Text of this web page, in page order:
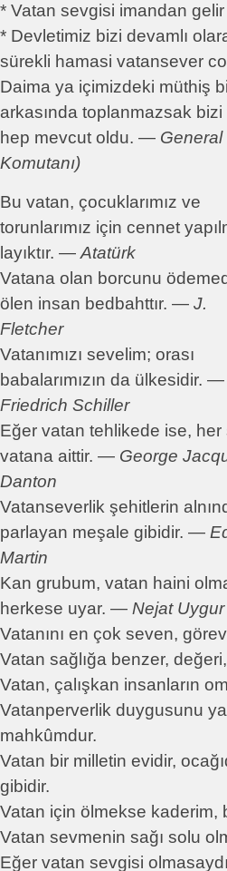
* Vatan sevgisi imandan
* Devletimiz bizi devamlı
sürekli hamasi vatansever
Daima ya içimizdeki müthiş
arkasında toplanmazsak
hep mevcut oldu. ―
Komutanı)
Bu vatan, çocuklarımız ve
torunlarımız için cennet
layıktır. ― Atatürk
Vatana olan borcunu
ölen insan bedbahttır. ― J.
Fletcher
Vatanımızı sevelim; orası
babalarımızın da ülkesidir. ―
Friedrich Schiller
Eğer vatan tehlikede ise, her
vatana aittir. ― George
Danton
Vatanseverlik şehitlerin
parlayan meşale gibidir. ―
Martin
Kan grubum, vatan haini
herkese uyar. ― Nejat Uygur
Vatanını en çok seven,
Vatan sağlığa benzer,
Vatan, çalışkan insanların
Vatanperverlik duygusunu
mahkûmdur.
Vatan bir milletin evidir,
gibidir.
Vatan için ölmekse kaderim,
Vatan sevmenin sağı solu
Eğer vatan sevgisi